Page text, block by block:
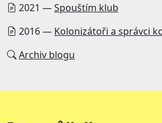
2021 —Spouštím klub
2016 — Kolonizátoři a správci
Archiv blogu